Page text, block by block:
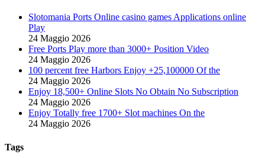
Slotomania Ports Online casino games Applications online
Play
24 Maggio 2026
Free Ports Play more than 3000+ Position Video
24 Maggio 2026
100 percent free Harbors Enjoy +25,100000 Of the
24 Maggio 2026
Enjoy 18,500+ Online Slots No Obtain No Subscription
24 Maggio 2026
Enjoy Totally free 1700+ Slot machines On the
24 Maggio 2026
Tags